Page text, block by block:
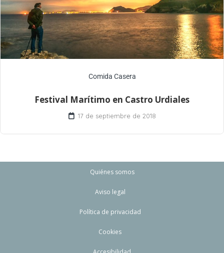
Comida Casera
Festival Marítimo en Castro Urdiales
17 de septiembre de 2018
Quiénes somos
Aviso legal
Política de privacidad
Cookies